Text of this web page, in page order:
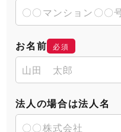
お名前 必須
法人の場合は法人名